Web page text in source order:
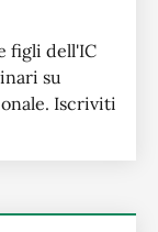
figli dell'IC
su
Iscriviti